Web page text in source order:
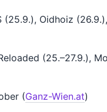
(25.9.), Oidhoiz
(25.–27.9.),
(Ganz-Wien.at)